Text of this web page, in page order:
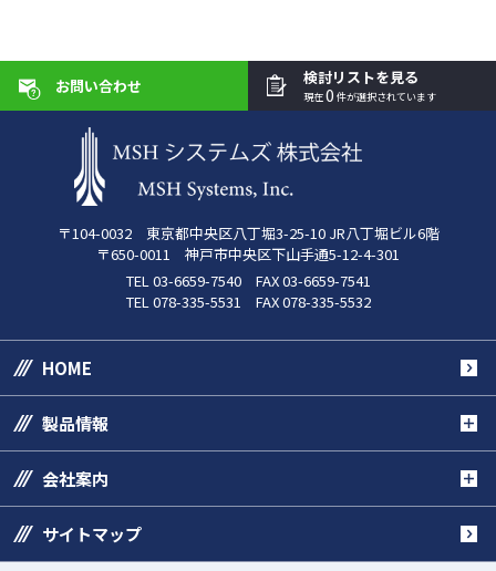
お問い合わせ 検討リストを見る
現在0 件が選択されています
〒104-0032 東京都中央区八丁堀3-25-10 JR八丁堀ビル6階
〒650-0011 神戸市中央区下山手通5-12-4-301
TEL 03-6659-7540 FAX 03-6659-7541
TEL 078-335-5531 FAX 078-335-5532
HOME
製品情報
会社案内
サイトマップ